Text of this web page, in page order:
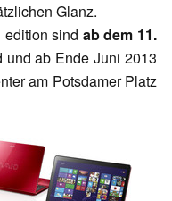
Glanz.
sind ab dem 11.
ab Ende Juni 2013
am Potsdamer Platz